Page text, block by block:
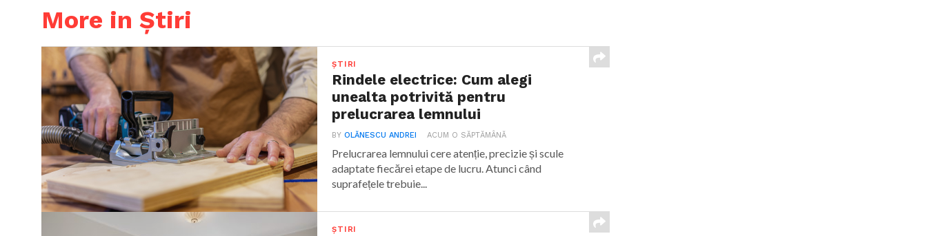
More in Știri
ȘTIRI
Rindele electrice: Cum alegi
unealta potrivită pentru
prelucrarea lemnului
BYOLĂNESCU ANDREI ACUM O SĂPTĂMÂNĂ
Prelucrarea lemnului cere atenție, precizie și scule
adaptate fiecărei etape de lucru. Atunci când
suprafețele trebuie...
ȘTIRI